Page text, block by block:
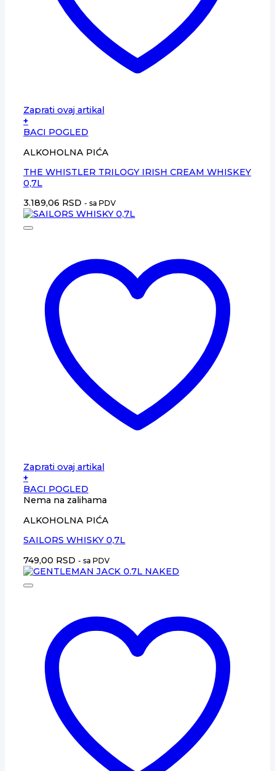
Zaprati ovaj artikal
+
BACI POGLED
ALKOHOLNA PIĆA
THE WHISTLER TRILOGY IRISH CREAM WHISKEY
0,7L
3.189,06 RSD - sa PDV
Zaprati ovaj artikal
+
BACI POGLED
Nema na zalihama
ALKOHOLNA PIĆA
SAILORS WHISKY 0,7L
749,00 RSD - sa PDV